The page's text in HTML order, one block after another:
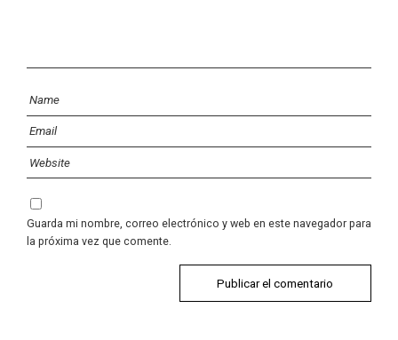
Guarda mi nombre, correo electrónico y web en este navegador para
la próxima vez que comente.